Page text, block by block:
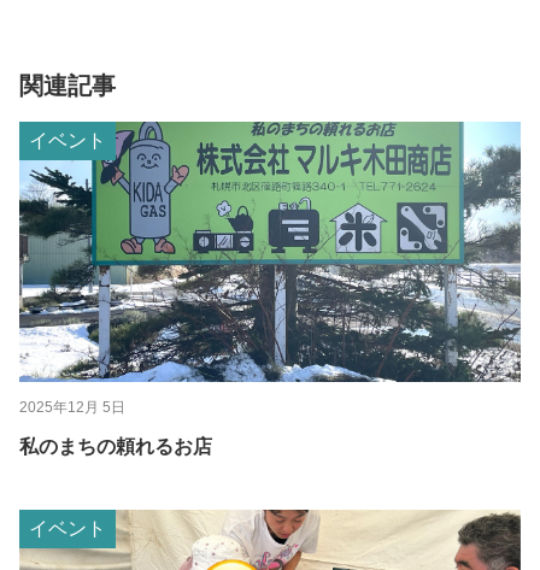
関連記事
イベント
2025年12月 5日
私のまちの頼れるお店
イベント